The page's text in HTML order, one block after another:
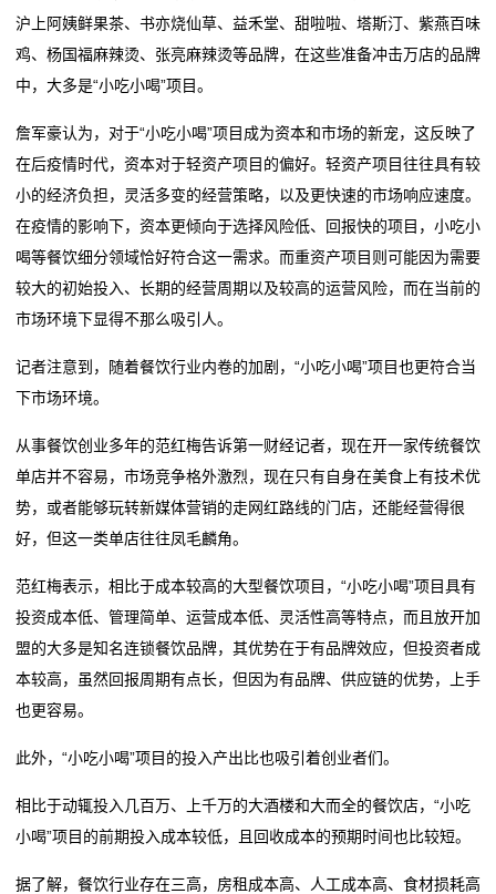
沪上阿姨鲜果茶、书亦烧仙草、益禾堂、甜啦啦、塔斯汀、紫燕百味
鸡、杨国福麻辣烫、张亮麻辣烫等品牌，在这些准备冲击万店的品牌
中，大多是“小吃小喝”项目。
詹军豪认为，对于“小吃小喝”项目成为资本和市场的新宠，这反映了
在后疫情时代，资本对于轻资产项目的偏好。轻资产项目往往具有较
小的经济负担，灵活多变的经营策略，以及更快速的市场响应速度。
在疫情的影响下，资本更倾向于选择风险低、回报快的项目，小吃小
喝等餐饮细分领域恰好符合这一需求。而重资产项目则可能因为需要
较大的初始投入、长期的经营周期以及较高的运营风险，而在当前的
市场环境下显得不那么吸引人。
记者注意到，随着餐饮行业内卷的加剧，“小吃小喝”项目也更符合当
下市场环境。
从事餐饮创业多年的范红梅告诉第一财经记者，现在开一家传统餐饮
单店并不容易，市场竞争格外激烈，现在只有自身在美食上有技术优
势，或者能够玩转新媒体营销的走网红路线的门店，还能经营得很
好，但这一类单店往往凤毛麟角。
范红梅表示，相比于成本较高的大型餐饮项目，“小吃小喝”项目具有
投资成本低、管理简单、运营成本低、灵活性高等特点，而且放开加
盟的大多是知名连锁餐饮品牌，其优势在于有品牌效应，但投资者成
本较高，虽然回报周期有点长，但因为有品牌、供应链的优势，上手
也更容易。
此外，“小吃小喝”项目的投入产出比也吸引着创业者们。
相比于动辄投入几百万、上千万的大酒楼和大而全的餐饮店，“小吃
小喝”项目的前期投入成本较低，且回收成本的预期时间也比较短。
据了解，餐饮行业存在三高，房租成本高、人工成本高、食材损耗高